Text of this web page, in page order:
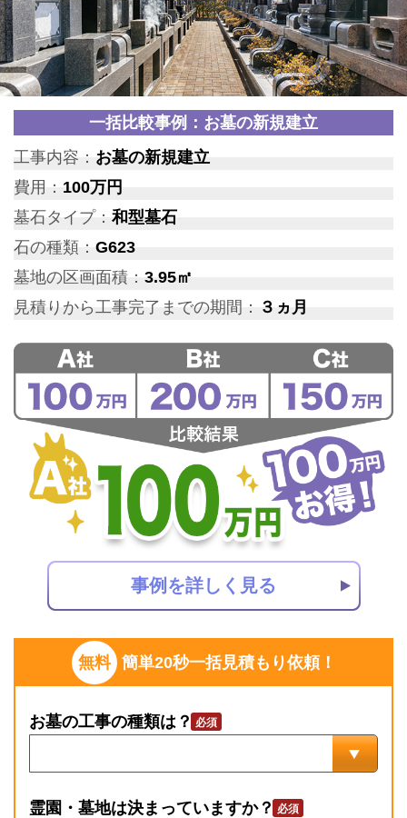
無料 簡単20秒一括見積もり依頼！
お墓の工事の種類は？
霊園・墓地は決まっていますか？
一括比較事例：お墓の新規建立
工事内容： お墓の新規建立
費用： 100万円
墓石タイプ：和型墓石
石の種類： G623
墓地の区画面積： 3.95㎡
見積りから工事完了までの期間： ３ヵ月
事例を詳しく見る